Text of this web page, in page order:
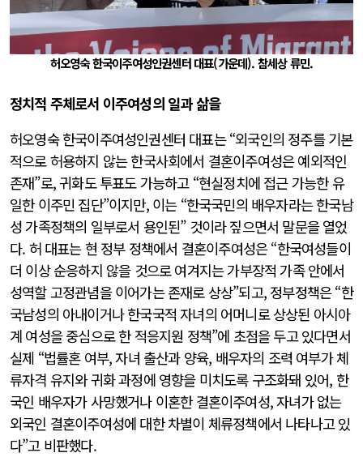
허오영숙 한국이주여성인권센터 대표(가운데). 참세상 류민.
정치적 주체로서 이주여성의 일과 삶을
허오영숙 한국이주여성인권센터 대표는 “외국인의 정주를 기본
적으로 허용하지 않는 한국사회에서 결혼이주여성은 예외적인
존재”로, 귀화도 투표도 가능하고 “현실정치에 접근 가능한 유
일한 이주민 집단”이지만, 이는 “한국국민의 배우자라는 한국남
성 가족정책의 일부로서 용인된” 것이라 짚으면서 말문을 열었
다. 허 대표는 현 정부 정책에서 결혼이주여성은 “한국여성들이
더 이상 순응하지 않을 것으로 여겨지는 가부장적 가족 안에서
성역할 고정관념을 이어가는 존재로 상상”되고, 정부정책은 “한
국남성의 아내이거나 한국국적 자녀의 어머니로 상상된 아시아
계 여성을 중심으로 한 적응지원 정책”에 초점을 두고 있다면서
실제 “법률혼 여부, 자녀 출산과 양육, 배우자의 조력 여부가 체
류자격 유지와 귀화 과정에 영향을 미치도록 구조화돼 있어, 한
국인 배우자가 사망했거나 이혼한 결혼이주여성, 자녀가 없는
외국인 결혼이주여성에 대한 차별이 체류정책에서 나타나고 있
다”고 비판했다.